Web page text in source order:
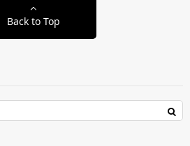
Back to Top